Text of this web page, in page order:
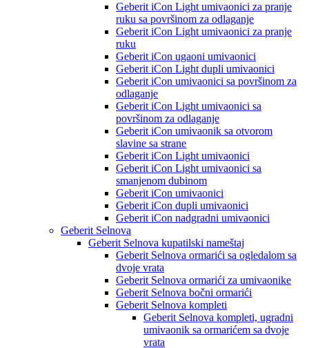
Geberit iCon Light umivaonici za pranje
ruku sa površinom za odlaganje
Geberit iCon Light umivaonici za pranje
ruku
Geberit iCon ugaoni umivaonici
Geberit iCon Light dupli umivaonici
Geberit iCon umivaonici sa površinom za
odlaganje
Geberit iCon Light umivaonici sa
površinom za odlaganje
Geberit iCon umivaonik sa otvorom
slavine sa strane
Geberit iCon Light umivaonici
Geberit iCon Light umivaonici sa
smanjenom dubinom
Geberit iCon umivaonici
Geberit iCon dupli umivaonici
Geberit iCon nadgradni umivaonici
Geberit Selnova
Geberit Selnova kupatilski nameštaj
Geberit Selnova ormarići sa ogledalom sa
dvoje vrata
Geberit Selnova ormarići za umivaonike
Geberit Selnova bočni ormarići
Geberit Selnova kompleti
Geberit Selnova kompleti, ugradni
umivaonik sa ormarićem sa dvoje
vrata